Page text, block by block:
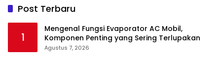
Post Terbaru
1
Mengenal Fungsi Evaporator AC Mobil,
Komponen Penting yang Sering Terlupakan
Agustus 7, 2026